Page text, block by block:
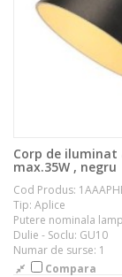
Corp de iluminat
max.35W , negru
Cod Produs:
Tip: Aplice
Putere nominala
Dulie - Soclu: GU10
Numar de surse: 1
Compara